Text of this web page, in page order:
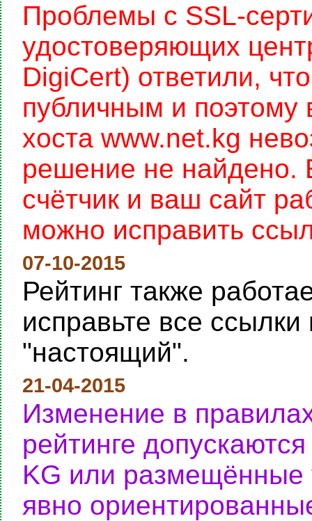
Проблемы с SSL-
удостоверяющих
DigiCert) ответили,
публичным и поэтому
хоста www.net.kg
решение не найдено.
счётчик и ваш сайт
можно исправить
07-10-2015
Рейтинг также
исправьте все
"настоящий".
21-04-2015
Изменение в
рейтинге
KG или размещённые
явно